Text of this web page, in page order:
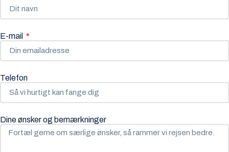
E-mail
Telefon
Dine ønsker og bemærkninger